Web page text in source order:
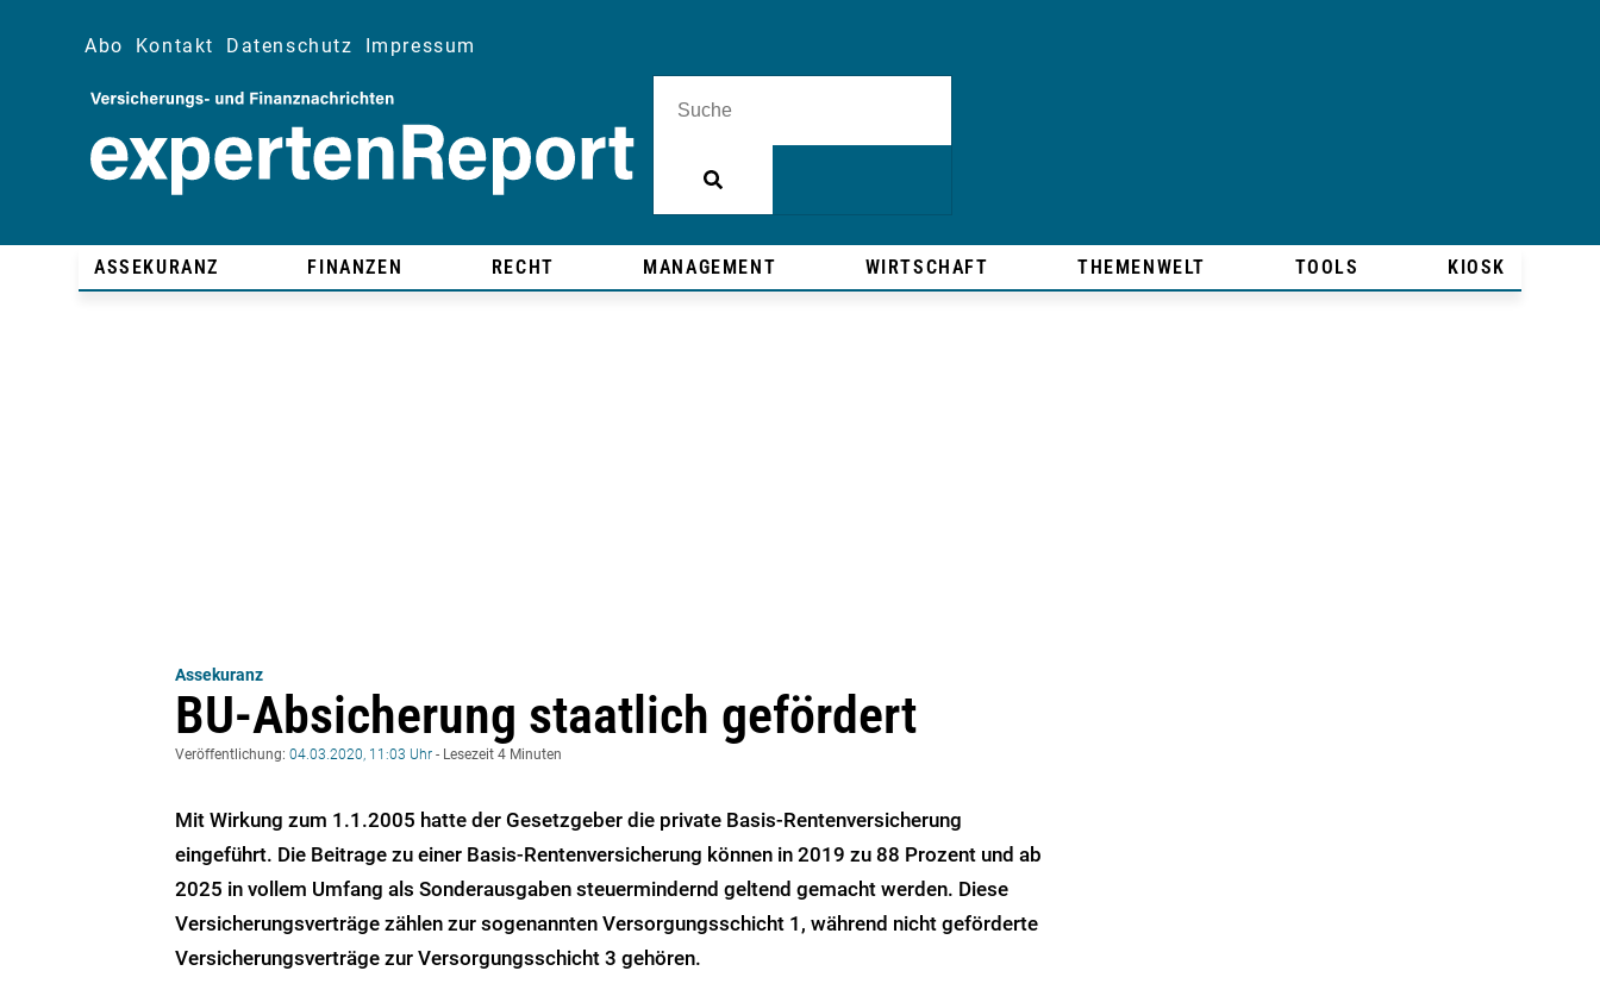
Abo Kontakt Datenschutz Impressum
ASSEKURANZ FINANZEN RECHT MANAGEMENT WIRTSCHAFT THEMENWELT TOOLS KIOSK
Assekuranz
BU-Absicherung staatlich gefördert
Veröffentlichung: 04.03.2020, 11:03 Uhr - Lesezeit 4 Minuten
Mit Wirkung zum 1.1.2005 hatte der Gesetzgeber die private Basis-Rentenversicherung
eingeführt. Die Beitrage zu einer Basis-Rentenversicherung können in 2019 zu 88 Prozent und ab
2025 in vollem Umfang als Sonderausgaben steuermindernd geltend gemacht werden. Diese
Versicherungsverträge zählen zur sogenannten Versorgungsschicht 1, während nicht geförderte
Versicherungsverträge zur Versorgungsschicht 3 gehören.